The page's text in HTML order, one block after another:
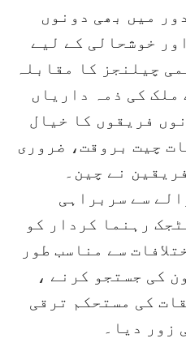
میں بھی دونوں
خوشحالی کے لیے
چیلنجز کا مقابلہ
ملک کی ذمہ داریاں
فریقوں کا خیال
چیت بروقت، ضروری
نے چین۔
سے سربراہی
رہنما کردار کو
سے مناسب طور
کی جستجو کرنے ،
کی مستحکم ترقی
زور دیا۔